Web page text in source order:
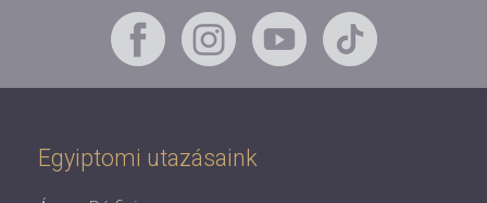
Egyiptomi utazásaink